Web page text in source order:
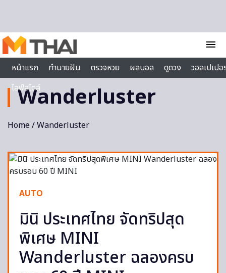
menu
หน้าแรก
ทำนายฝัน ตรวจหวย ผลบอล ดูดวง
วอลเปเป
ไลฟ์สไตล์
Wanderluster
Home/ Wanderluster
AUTO
มินิ ประเทศไทย จัดทริปสุด
พิเศษ MINI
Wanderluster ฉลองครบ